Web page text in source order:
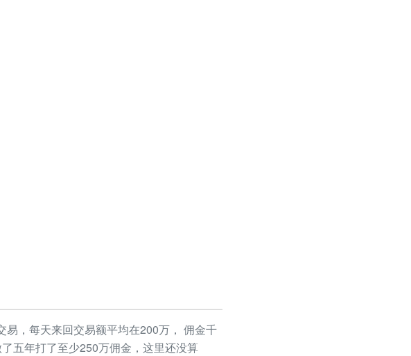
，每天来回交易额平均在200万， 佣金千
五年打了至少250万佣金，这里还没算